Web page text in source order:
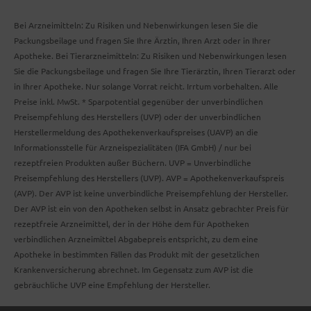
Bei Arzneimitteln: Zu Risiken und Nebenwirkungen lesen Sie die
Packungsbeilage und fragen Sie Ihre Ärztin, Ihren Arzt oder in Ihrer
Apotheke. Bei Tierarzneimitteln: Zu Risiken und Nebenwirkungen lesen
Sie die Packungsbeilage und fragen Sie Ihre Tierärztin, Ihren Tierarzt oder
in Ihrer Apotheke. Nur solange Vorrat reicht. Irrtum vorbehalten. Alle
Preise inkl. MwSt. * Sparpotential gegenüber der unverbindlichen
Preisempfehlung des Herstellers (UVP) oder der unverbindlichen
Herstellermeldung des Apothekenverkaufspreises (UAVP) an die
Informationsstelle für Arzneispezialitäten (IFA GmbH) / nur bei
rezeptfreien Produkten außer Büchern. UVP = Unverbindliche
Preisempfehlung des Herstellers (UVP). AVP = Apothekenverkaufspreis
(AVP). Der AVP ist keine unverbindliche Preisempfehlung der Hersteller.
Der AVP ist ein von den Apotheken selbst in Ansatz gebrachter Preis für
rezeptfreie Arzneimittel, der in der Höhe dem für Apotheken
verbindlichen Arzneimittel Abgabepreis entspricht, zu dem eine
Apotheke in bestimmten Fällen das Produkt mit der gesetzlichen
Krankenversicherung abrechnet. Im Gegensatz zum AVP ist die
gebräuchliche UVP eine Empfehlung der Hersteller.